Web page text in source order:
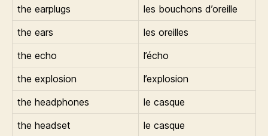
the earplugs
les bouchons d’oreille
the ears
les oreilles
the echo
l’écho
the explosion
l’explosion
the headphones
le casque
the headset
le casque